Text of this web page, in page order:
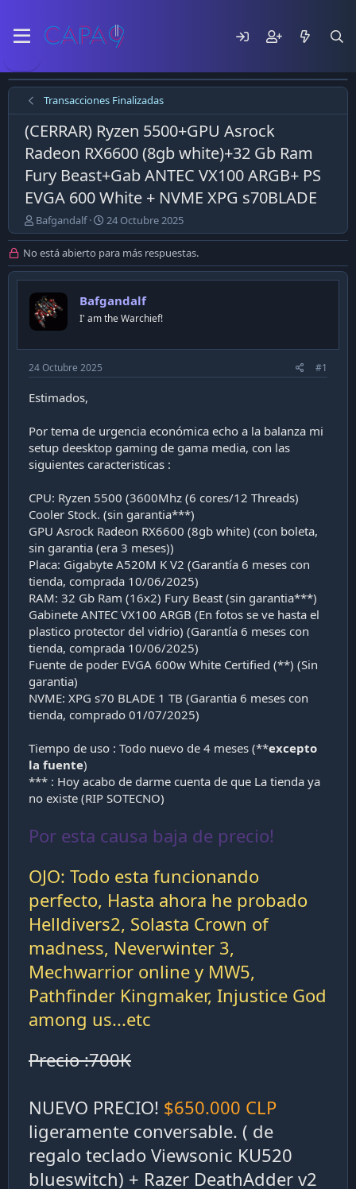
Transacciones Finalizadas
(CERRAR) Ryzen 5500+GPU Asrock
Radeon RX6600 (8gb white)+32 Gb Ram
Fury Beast+Gab ANTEC VX100 ARGB+ PS
EVGA 600 White + NVME XPG s70BLADE
E
m
p
e
z
ó
e
l
t
e
m
a
Bafgandalf
F
e
c
h
a
e
p
b
i
i
ó
n
24 Octubre 2025
No está abierto para más respuestas.
Bafgandalf
I' am the Warchief!
24 Octubre 2025 #1
Estimados,
Por tema de urgencia económica echo a la balanza mi
setup deesktop gaming de gama media, con las
siguientes caracteristicas :
CPU: Ryzen 5500 (3600Mhz (6 cores/12 Threads)
Cooler Stock. (sin garantia***)
GPU Asrock Radeon RX6600 (8gb white) (con boleta,
sin garantia (era 3 meses))
Placa: Gigabyte A520M K V2 (Garantía 6 meses con
tienda, comprada 10/06/2025)
RAM: 32 Gb Ram (16x2) Fury Beast (sin garantia***)
Gabinete ANTEC VX100 ARGB (En fotos se ve hasta el
plastico protector del vidrio) (Garantía 6 meses con
tienda, comprada 10/06/2025)
Fuente de poder EVGA 600w White Certified (**) (Sin
garantia)
NVME: XPG s70 BLADE 1 TB (Garantia 6 meses con
tienda, comprado 01/07/2025)
Tiempo de uso : Todo nuevo de 4 meses (**excepto
la fuente)
*** : Hoy acabo de darme cuenta de que La tienda ya
no existe (RIP SOTECNO)
Por esta causa baja de precio!
OJO: Todo esta funcionando
perfecto, Hasta ahora he probado
Helldivers2, Solasta Crown of
madness, Neverwinter 3,
Mechwarrior online y MW5,
Pathfinder Kingmaker, Injustice God
among us...etc
Precio :700K
NUEVO PRECIO! $650.000 CLP
ligeramente conversable. ( de
regalo teclado Viewsonic KU520
blueswitch) + Razer DeathAdder v2